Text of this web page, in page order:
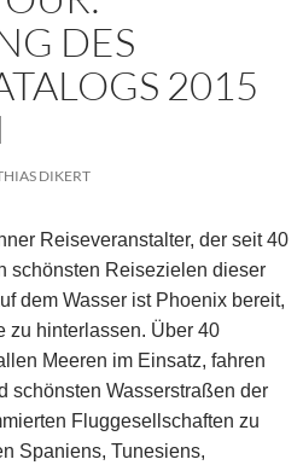
DES
2015
DIKERT
Reiseveranstalter, der seit 40
schönsten Reisezielen dieser
dem Wasser ist Phoenix bereit,
zu hinterlassen. Über 40
Meeren im Einsatz, fahren
schönsten Wasserstraßen der
Fluggesellschaften zu
Spaniens, Tunesiens,